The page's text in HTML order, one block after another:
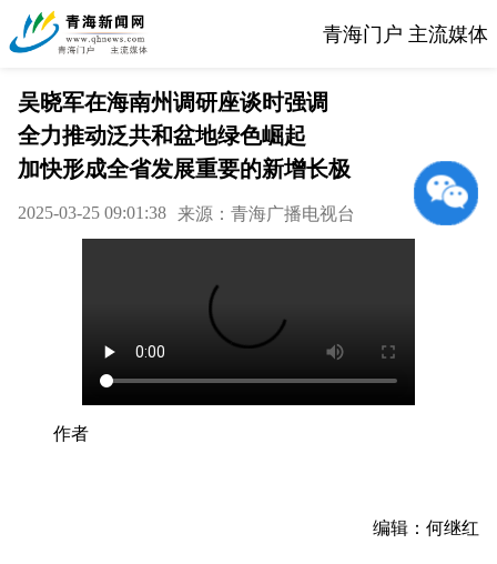
青海门户 主流媒体
吴晓军在海南州调研座谈时强调
全力推动泛共和盆地绿色崛起
加快形成全省发展重要的新增长极
2025-03-25 09:01:38 来源：青海广播电视台
作者
编辑：何继红